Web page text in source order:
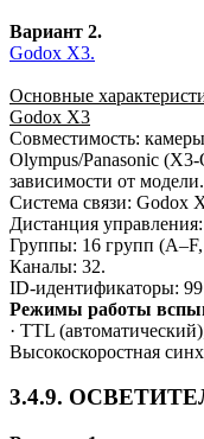
Вариант 2.
Godox X3.
Основные
Godox X3
Совместимость:
Olympus/Panasonic
зависимости от модели.
Система связи: Godox
Дистанция
Группы: 16 групп
Каналы: 32.
ID-идентификаторы: 99
Режимы работы
· TTL
Высокоскоростная
3.4.9.